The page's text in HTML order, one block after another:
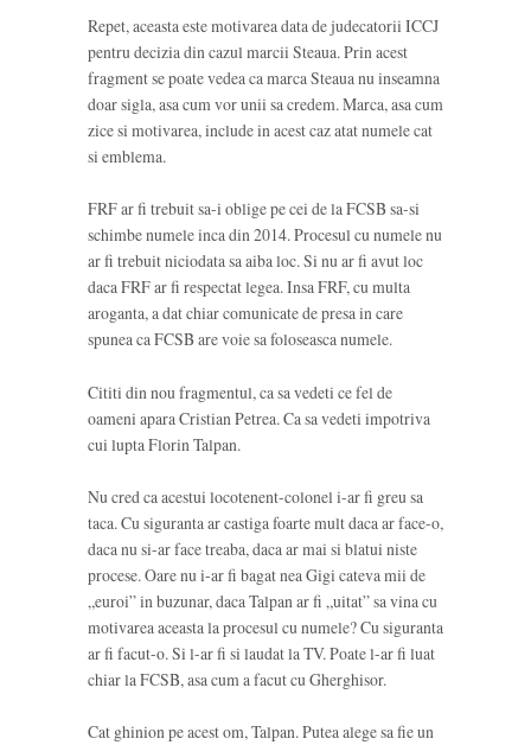
Repet, aceasta este motivarea data de judecatorii ICCJ
pentru decizia din cazul marcii Steaua. Prin acest
fragment se poate vedea ca marca Steaua nu inseamna
doar sigla, asa cum vor unii sa credem. Marca, asa cum
zice si motivarea, include in acest caz atat numele cat
si emblema.
FRF ar fi trebuit sa-i oblige pe cei de la FCSB sa-si
schimbe numele inca din 2014. Procesul cu numele nu
ar fi trebuit niciodata sa aiba loc. Si nu ar fi avut loc
daca FRF ar fi respectat legea. Insa FRF, cu multa
aroganta, a dat chiar comunicate de presa in care
spunea ca FCSB are voie sa foloseasca numele.
Cititi din nou fragmentul, ca sa vedeti ce fel de
oameni apara Cristian Petrea. Ca sa vedeti impotriva
cui lupta Florin Talpan.
Nu cred ca acestui locotenent-colonel i-ar fi greu sa
taca. Cu siguranta ar castiga foarte mult daca ar face-o,
daca nu si-ar face treaba, daca ar mai si blatui niste
procese. Oare nu i-ar fi bagat nea Gigi cateva mii de
„euroi” in buzunar, daca Talpan ar fi „uitat” sa vina cu
motivarea aceasta la procesul cu numele? Cu siguranta
ar fi facut-o. Si l-ar fi si laudat la TV. Poate l-ar fi luat
chiar la FCSB, asa cum a facut cu Gherghisor.
Cat ghinion pe acest om, Talpan. Putea alege sa fie un